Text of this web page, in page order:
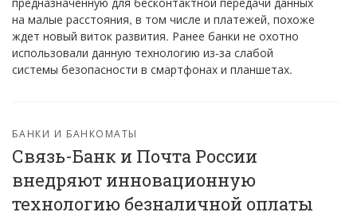
на малые расстояния, в том числе и платежей, похоже
ждет новый виток развития. Ранее банки не охотно
использовали данную технологию из-за слабой
системы безопасности в смартфонах и планшетах.
БАНКИ И БАНКОМАТЫ
Связь-Банк и Почта России
внедряют инновационную
технологию безналичной оплаты